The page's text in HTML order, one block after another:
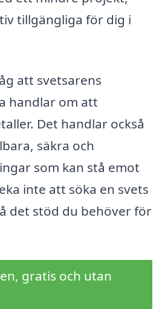
tillgängliga för dig i
att svetsarens
handlar om att
Det handlar också
säkra och
som kan stå emot
inte att söka en svets
det stöd du behöver för
gratis och utan